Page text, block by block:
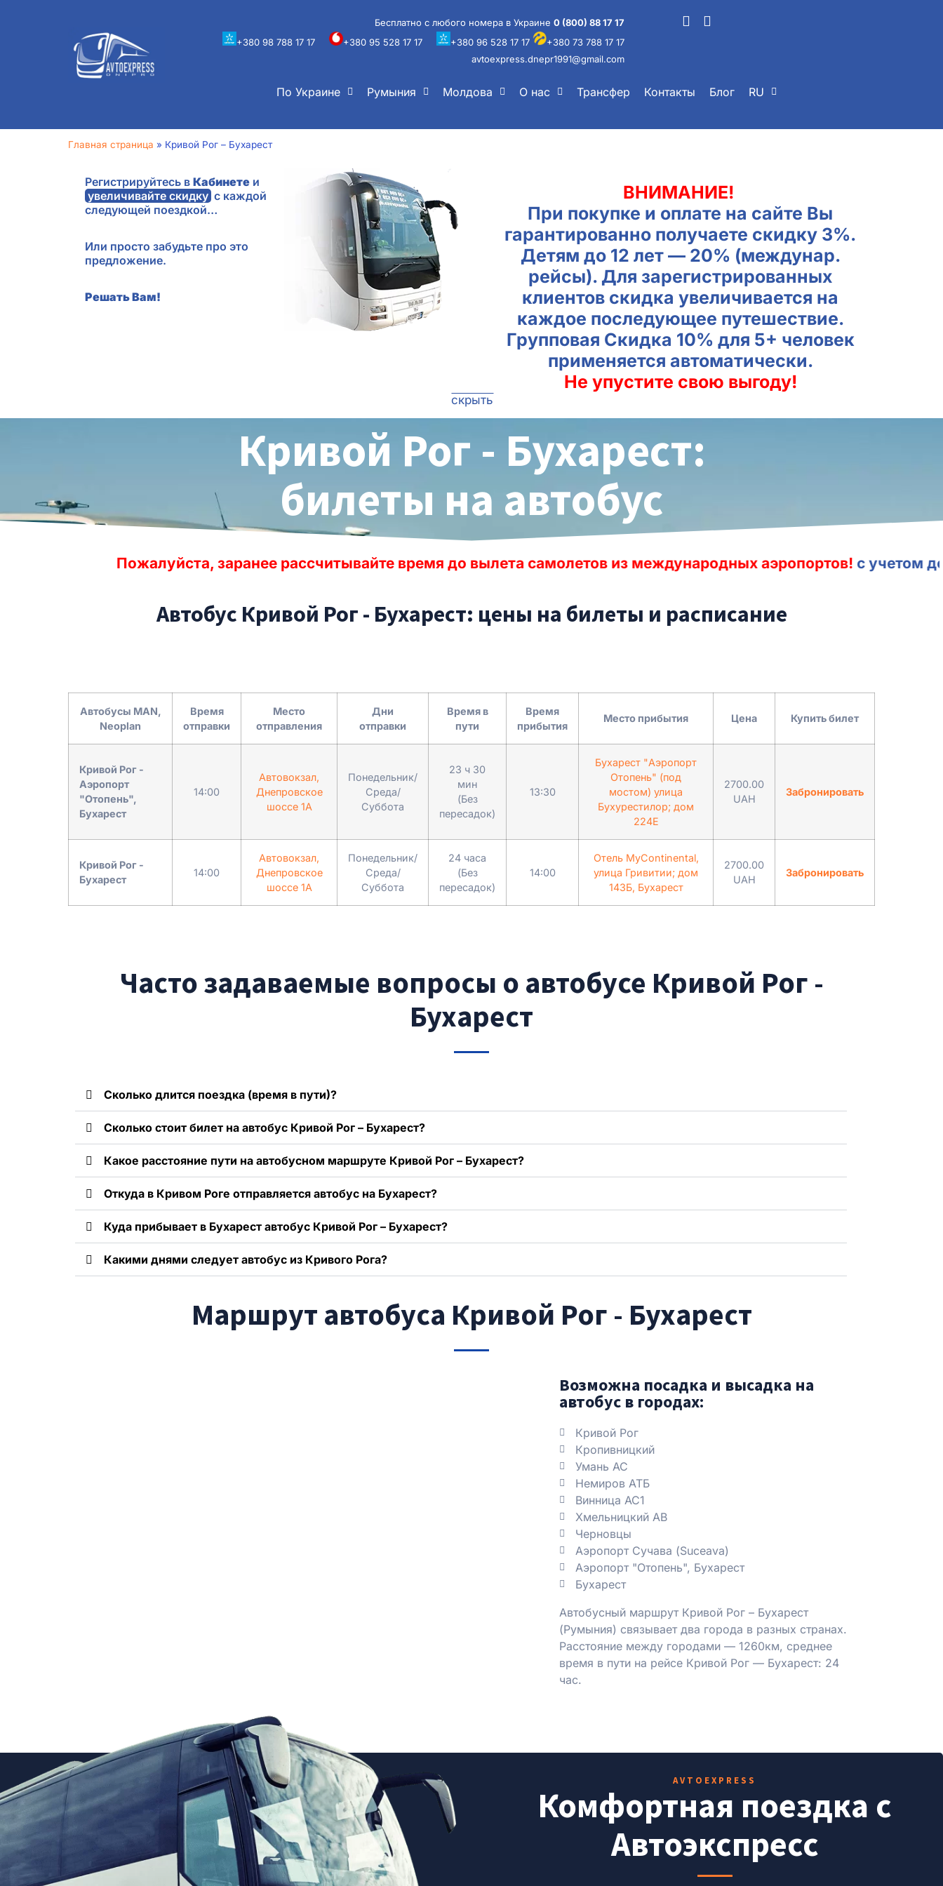
Бесплатно с любого номера в Украине 0 (800) 88 17 17
+380 98 788 17 17
+380 95 528 17 17 +380 96 528 17 17
+380 73 788 17 17
avtoexpress.dnepr1991@gmail.com
По Украине Румыния Молдова О нас Трансфер Контакты Блог RU
Главная страница » Кривой Рог – Бухарест
Регистрируйтесь вКабинете и
увеличивайте скидку с каждой
следующей поездкой…
Или просто забудьте про это
предложение.
Решать Вам!
ВНИМАНИЕ!
При покупке и оплате на сайте Вы
гарантированно получаете скидку 3%.
Детям до 12 лет — 20% (междунар.
рейсы). Для зарегистрированных
клиентов скидка увеличивается на
каждое последующее путешествие.
Групповая Скидка 10% для 5+ человек
применяется автоматически.
Не упустите свою выгоду!
скрыть
Кривой Рог - Бухарест:
билеты на автобус
заранее рассчитывайте время до вылета самолетов из международных аэропортов!с учетом дополнительного
Автобус Кривой Рог - Бухарест: цены на билеты и расписание
Автобусы MAN,
Neoplan
Время
отправки
Место
отправления
Дни
отправки
Время в
пути
Время
прибытия
Место прибытия Цена Купить билет
Кривой Рог -
Аэропорт
"Отопень",
Бухарест
14:00
Автовокзал,
Днепровское
шоссе 1А
Понедельник/
Среда/
Суббота
23 ч 30
мин
(Без
пересадок)
13:30
Бухарест "Аэропорт
Отопень" (под
мостом) улица
Бухурестилор; дом
224Е
2700.00
UAH
Забронировать
Кривой Рог -
Бухарест
14:00
Автовокзал,
Днепровское
шоссе 1А
Понедельник/
Среда/
Суббота
24 часа
(Без
пересадок)
14:00
Отель MyContinental,
улица Гривитии; дом
143Б, Бухарест
2700.00
UAH
Забронировать
Часто задаваемые вопросы о автобусе Кривой Рог -
Бухарест
Сколько длится поездка (время в пути)?
Сколько стоит билет на автобус Кривой Рог – Бухарест?
Какое расстояние пути на автобусном маршруте Кривой Рог – Бухарест?
Откуда в Кривом Роге отправляется автобус на Бухарест?
Куда прибывает в Бухарест автобус Кривой Рог – Бухарест?
Какими днями следует автобус из Кривого Рога?
Маршрут автобуса Кривой Рог - Бухарест
Возможна посадка и высадка на
автобус в городах:
Кривой Рог
Кропивницкий
Умань АС
Немиров АТБ
Винница АС1
Хмельницкий АВ
Черновцы
Аэропорт Сучава (Suceava)
Аэропорт "Отопень", Бухарест
Бухарест
Автобусный маршрут Кривой Рог – Бухарест
(Румыния) связывает два города в разных странах.
Расстояние между городами — 1260км, среднее
время в пути на рейсе Кривой Рог — Бухарест: 24
час.
AVTOEXPRESS
Комфортная поездка с
Автоэкспресс